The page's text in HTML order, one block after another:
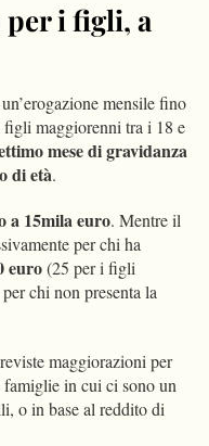
per i figli, a
mensile fino
figli maggiorenni tra i 18 e
mese di gravidanza
di età.
a 15mila euro. Mentre il
per chi ha
euro(25 per i figli
chi non presenta la
maggiorazioni per
famiglie in cui ci sono un
o in base al reddito di